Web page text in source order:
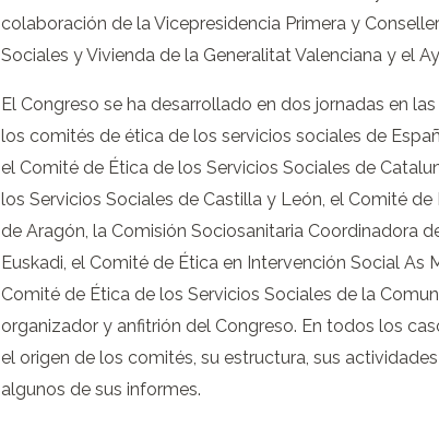
colaboración de la Vicepresidencia Primera y
Sociales y Vivienda de la Generalitat Valenciana y el
El Congreso se ha desarrollado en dos jornadas en
los comités de ética de los servicios sociales de
el Comité de Ética de los Servicios Sociales de
los Servicios Sociales de Castilla y León, el Comité
de Aragón, la Comisión Sociosanitaria Coordinadora
Euskadi, el Comité de Ética en Intervención Social As
Comité de Ética de los Servicios Sociales de la
organizador y anfitrión del Congreso. En todos los
el origen de los comités, su estructura, sus
algunos de sus informes.